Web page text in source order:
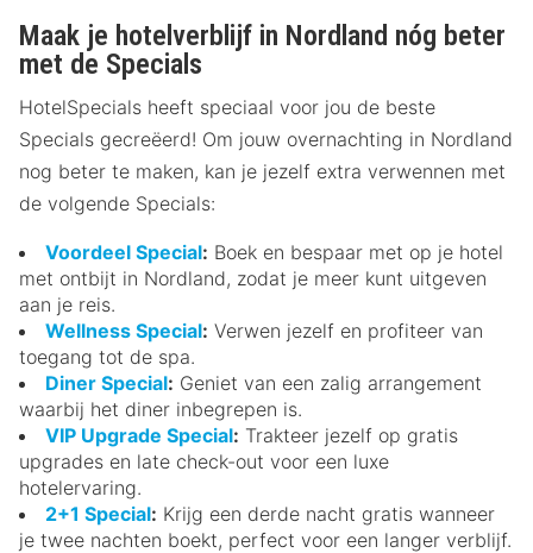
Maak je hotelverblijf in Nordland nóg beter
met de Specials
HotelSpecials heeft speciaal voor jou de beste
Specials gecreëerd! Om jouw overnachting in Nordland
nog beter te maken, kan je jezelf extra verwennen met
de volgende Specials:
Voordeel Special: Boek en bespaar met op je hotel
met ontbijt in Nordland, zodat je meer kunt uitgeven
aan je reis.
Wellness Special: Verwen jezelf en profiteer van
toegang tot de spa.
Diner Special: Geniet van een zalig arrangement
waarbij het diner inbegrepen is.
VIP Upgrade Special: Trakteer jezelf op gratis
upgrades en late check-out voor een luxe
hotelervaring.
2+1 Special: Krijg een derde nacht gratis wanneer
je twee nachten boekt, perfect voor een langer verblijf.